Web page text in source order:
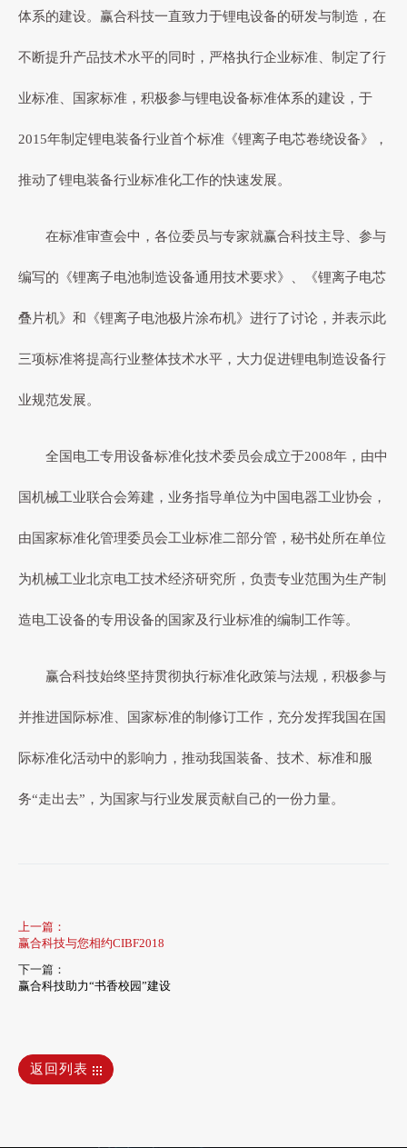
体系的建设。赢合科技一直致力于锂电设备的研发与制造，在
不断提升产品技术水平的同时，严格执行企业标准、制定了行
业标准、国家标准，积极参与锂电设备标准体系的建设，于
2015年制定锂电装备行业首个标准《锂离子电芯卷绕设备》，
推动了锂电装备行业标准化工作的快速发展。
在标准审查会中，各位委员与专家就赢合科技主导、参与
编写的《锂离子电池制造设备通用技术要求》、《锂离子电芯
叠片机》和《锂离子电池极片涂布机》进行了讨论，并表示此
三项标准将提高行业整体技术水平，大力促进锂电制造设备行
业规范发展。
全国电工专用设备标准化技术委员会成立于2008年，由中
国机械工业联合会筹建，业务指导单位为中国电器工业协会，
由国家标准化管理委员会工业标准二部分管，秘书处所在单位
为机械工业北京电工技术经济研究所，负责专业范围为生产制
造电工设备的专用设备的国家及行业标准的编制工作等。
赢合科技始终坚持贯彻执行标准化政策与法规，积极参与
并推进国际标准、国家标准的制修订工作，充分发挥我国在国
际标准化活动中的影响力，推动我国装备、技术、标准和服
务“走出去”，为国家与行业发展贡献自己的一份力量。
上一篇：
赢合科技与您相约CIBF2018
下一篇：
赢合科技助力“书香校园”建设
返回列表